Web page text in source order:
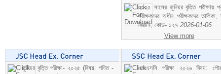
২০২৫ সালের জুনিয়র বৃত্তি পরীক্ষায়
পরীক্ষকদের অধীন পরীক্ষকদের তালিকা,
বিজ্ঞান; কোড- ১২৭ 2026-01-06
View more
জুনিয়র বৃত্তি পরীক্ষা- ২০২৫ (বিষয়: গণিত -
এসএসসি পরীক্ষা ২০২৬ বিষয়: